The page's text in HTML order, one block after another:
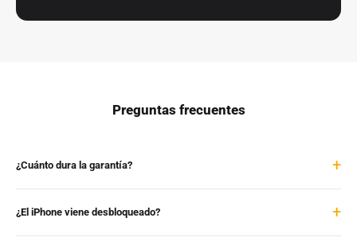
Preguntas frecuentes
¿Cuánto dura la garantía?
¿El iPhone viene desbloqueado?